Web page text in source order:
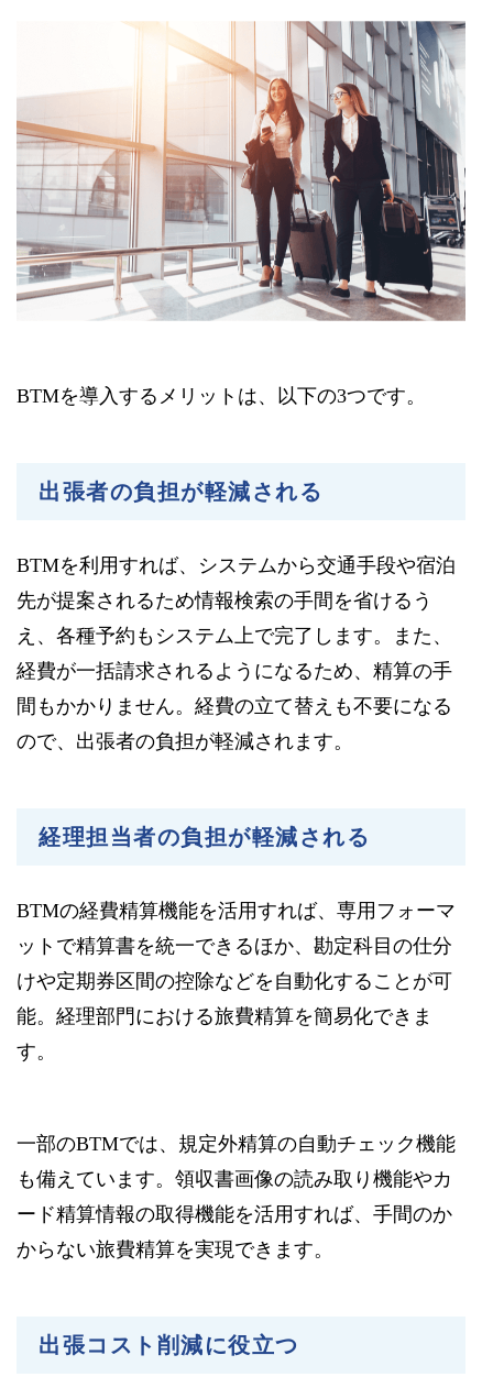
BTMを導入するメリットは、以下の3つです。
出張者の負担が軽減される
BTMを利用すれば、システムから交通手段や宿泊
先が提案されるため情報検索の手間を省けるう
え、各種予約もシステム上で完了します。また、
経費が一括請求されるようになるため、精算の手
間もかかりません。経費の立て替えも不要になる
ので、出張者の負担が軽減されます。
経理担当者の負担が軽減される
BTMの経費精算機能を活用すれば、専用フォーマ
ットで精算書を統一できるほか、勘定科目の仕分
けや定期券区間の控除などを自動化することが可
能。経理部門における旅費精算を簡易化できま
す。
一部のBTMでは、規定外精算の自動チェック機能
も備えています。領収書画像の読み取り機能やカ
ード精算情報の取得機能を活用すれば、手間のか
からない旅費精算を実現できます。
出張コスト削減に役立つ